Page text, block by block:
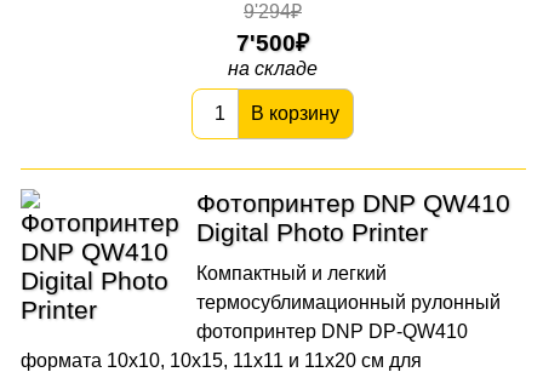
9'294₽
7'500
на складе
В корзину
Фотопринтер DNP QW410
Digital Photo Printer
Компактный и легкий
термосублимационный рулонный
фотопринтер DNP DP-QW410
формата 10х10, 10х15, 11x11 и 11х20 см для